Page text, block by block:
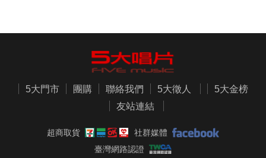
5大門市 團購 聯絡我們 5大徵人
5大金榜
友站連結
超商取貨
社群媒體
臺灣網路認證